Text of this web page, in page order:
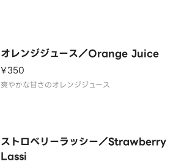
オレンジジュース／Orange Juice
¥350
爽やかな甘さのオレンジジュース
ストロベリーラッシー／Strawberry
Lassi